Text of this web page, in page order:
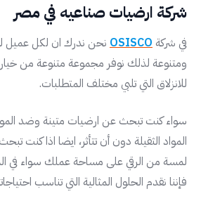
شركة ارضيات صناعيه في مصر
في شركة OSISCO نحن ندرك ان لكل عميل
ومتنوعة لذلك نوفر مجموعة متنوعة من
للانزلاق التي تلبي مختلف المتطلبات.
سواء كنت تبحث عن ارضيات متينة وضد
المواد الثقيلة دون أن تتأثر، ايضا اذا
لمسة من الرقي على مساحة عملك سواء في
فإننا نقدم الحلول المثالية التي تناسب